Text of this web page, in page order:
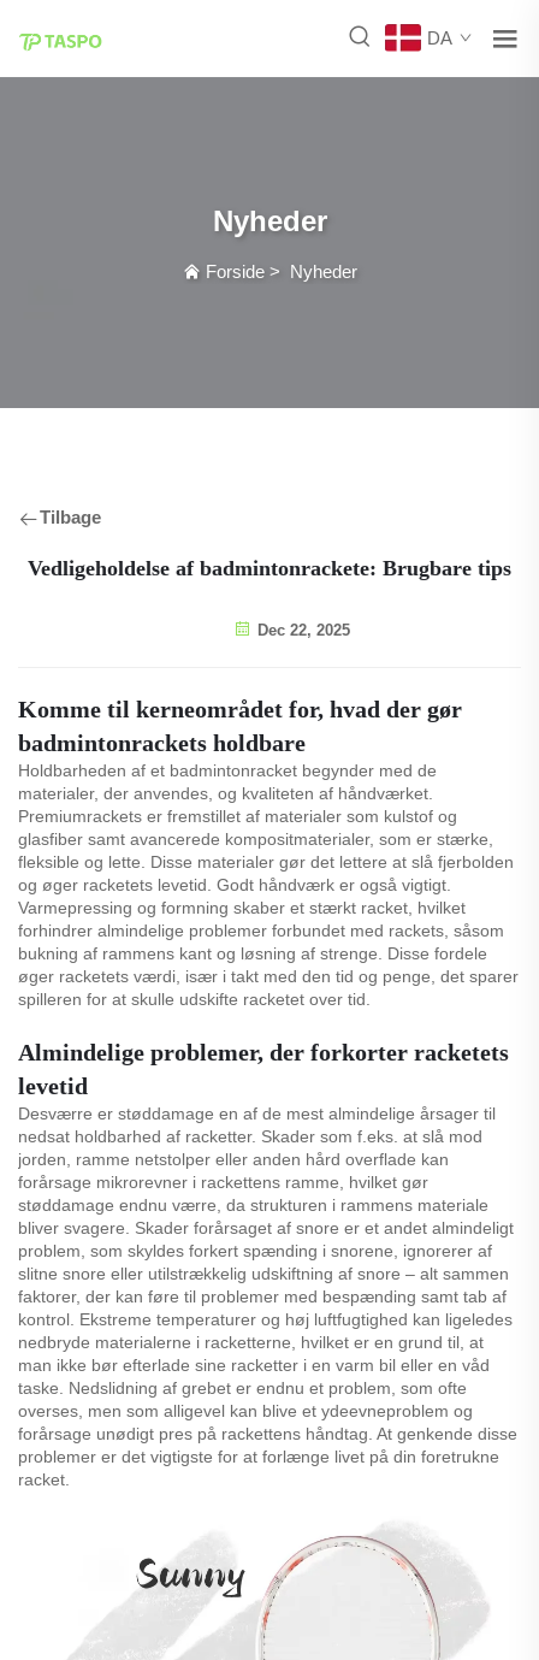
DA
Nyheder
Forside> Nyheder
Tilbage
Vedligeholdelse af badmintonrackete: Brugbare tips
Dec 22, 2025
Komme til kerneområdet for, hvad der gør
badmintonrackets holdbare
Holdbarheden af et badmintonracket begynder med de
materialer, der anvendes, og kvaliteten af håndværket.
Premiumrackets er fremstillet af materialer som kulstof og
glasfiber samt avancerede kompositmaterialer, som er stærke,
fleksible og lette. Disse materialer gør det lettere at slå fjerbolden
og øger racketets levetid. Godt håndværk er også vigtigt.
Varmepressing og formning skaber et stærkt racket, hvilket
forhindrer almindelige problemer forbundet med rackets, såsom
bukning af rammens kant og løsning af strenge. Disse fordele
øger racketets værdi, især i takt med den tid og penge, det sparer
spilleren for at skulle udskifte racketet over tid.
Almindelige problemer, der forkorter racketets
levetid
Desværre er støddamage en af de mest almindelige årsager til
nedsat holdbarhed af racketter. Skader som f.eks. at slå mod
jorden, ramme netstolper eller anden hård overflade kan
forårsage mikrorevner i rackettens ramme, hvilket gør
støddamage endnu værre, da strukturen i rammens materiale
bliver svagere. Skader forårsaget af snore er et andet almindeligt
problem, som skyldes forkert spænding i snorene, ignorerer af
slitne snore eller utilstrækkelig udskiftning af snore – alt sammen
faktorer, der kan føre til problemer med bespænding samt tab af
kontrol. Ekstreme temperaturer og høj luftfugtighed kan ligeledes
nedbryde materialerne i racketterne, hvilket er en grund til, at
man ikke bør efterlade sine racketter i en varm bil eller en våd
taske. Nedslidning af grebet er endnu et problem, som ofte
overses, men som alligevel kan blive et ydeevneproblem og
forårsage unødigt pres på rackettens håndtag. At genkende disse
problemer er det vigtigste for at forlænge livet på din foretrukne
racket.